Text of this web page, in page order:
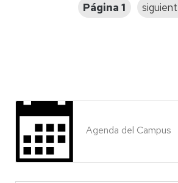
Página 1
Agenda del Campus